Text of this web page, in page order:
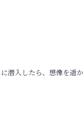
潜入したら、想像を遥